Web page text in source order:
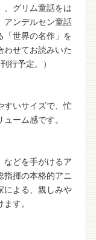
、グリム童話をは
アンデルセン童話
「世界の名作」を
わせてお読みいた
行予定。）
すいサイズで、忙
ーム感です。
などを手がけるア
指揮の本格的アニ
による、親しみや
す。